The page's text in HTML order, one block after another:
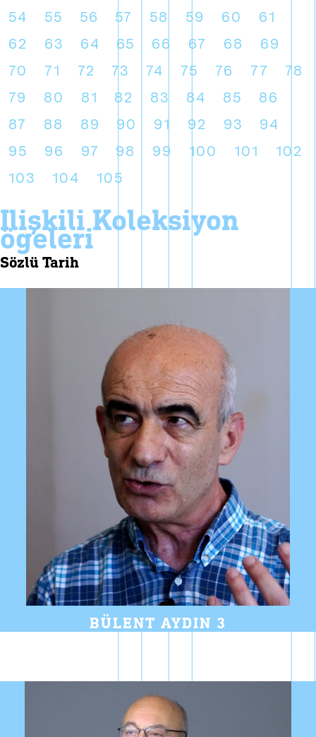
54
55 56 57 58 59 60
61
62
63 64 65 66 67 68
69
70
71 72 73 74 75 76 77
78
79
80 81 82 83 84 85
86
87
88 89 90 91 92 93
94
95
96 97 98 99 100 101
102
103
104 105
i̇lişkili koleksiyon
ögeleri
sözlü tarih
BÜLENT AYDIN 3